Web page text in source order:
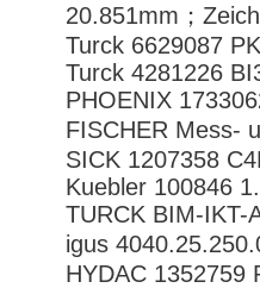
20.851mm；
Turck 6629087
Turck 4281226
PHOENIX
FISCHER Mess-
SICK 1207358
Kuebler 100846
TURCK BIM-IKT-
igus
HYDAC 1352759